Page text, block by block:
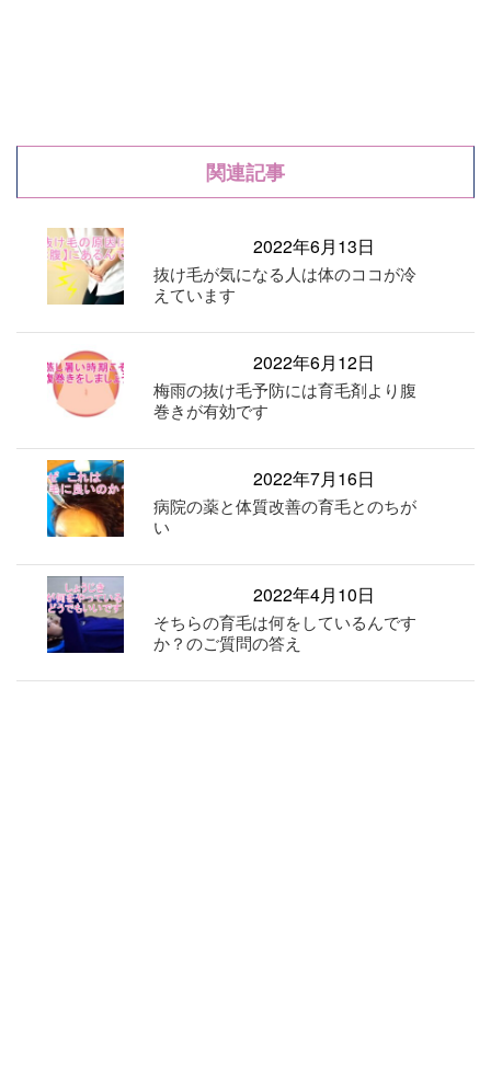
関連記事
2022年6月13日
抜け毛が気になる人は体のココが冷
えています
2022年6月12日
梅雨の抜け毛予防には育毛剤より腹
巻きが有効です
2022年7月16日
病院の薬と体質改善の育毛とのちが
い
2022年4月10日
そちらの育毛は何をしているんです
か？のご質問の答え